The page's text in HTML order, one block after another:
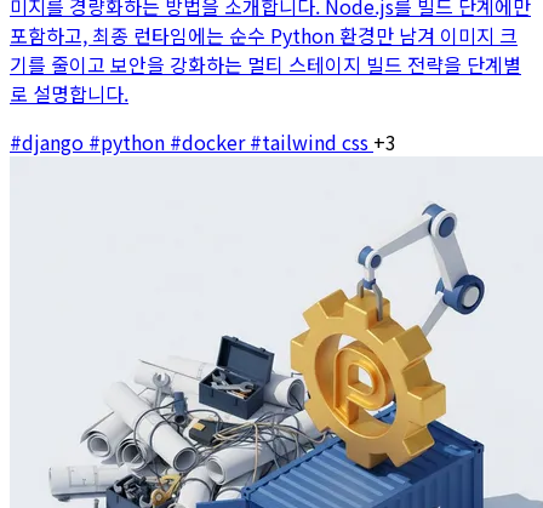
미지를 경량화하는 방법을 소개합니다. Node.js를 빌드 단계에만
포함하고, 최종 런타임에는 순수 Python 환경만 남겨 이미지 크
기를 줄이고 보안을 강화하는 멀티 스테이지 빌드 전략을 단계별
로 설명합니다.
#django #python #docker#tailwind css +3